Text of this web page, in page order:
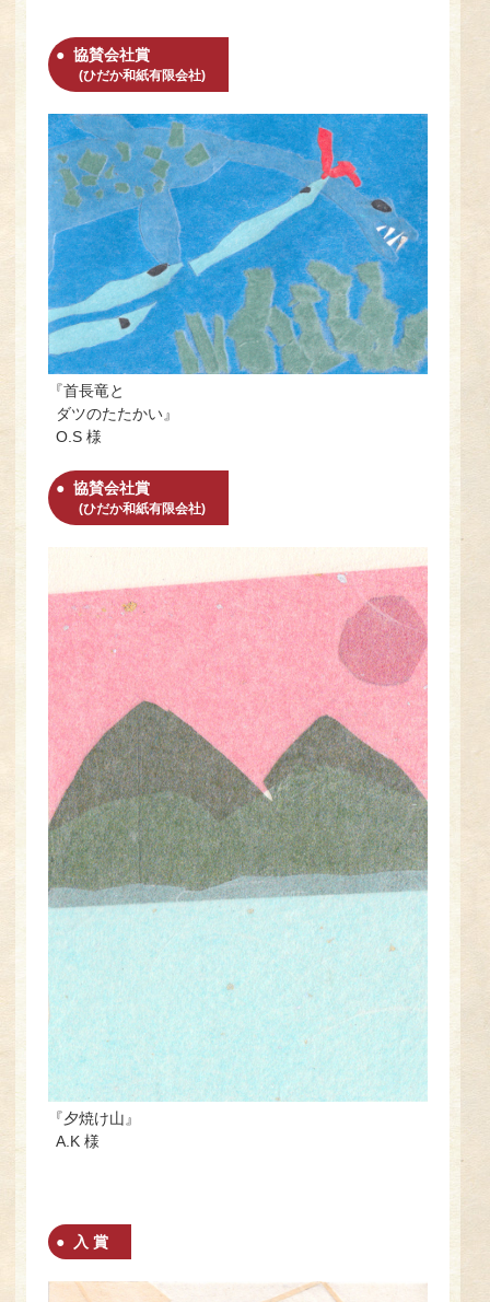
協賛会社賞
(ひだか和紙有限会社)
『首長竜と
ダツのたたかい』
O.S 様
協賛会社賞
(ひだか和紙有限会社)
『夕焼け山』
A.K 様
入 賞